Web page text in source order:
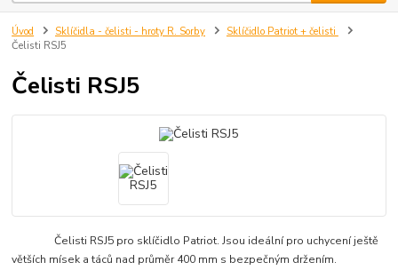
Úvod Sklíčidla - čelisti - hroty R. Sorby
Sklíčidlo Patriot + čelisti
Čelisti RSJ5
Čelisti RSJ5
Čelisti RSJ5 pro sklíčidlo Patriot. Jsou ideální pro uchycení ještě
větších mísek a táců nad průměr 400 mm s bezpečným držením.